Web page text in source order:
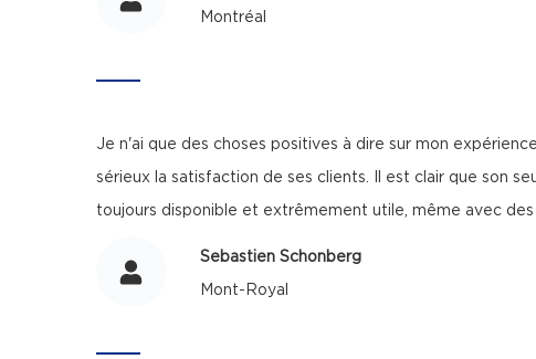
Montréal
Je n'ai que des choses positives à dire sur mon
sérieux la satisfaction de ses clients. Il est clair que son
toujours disponible et extrêmement utile, même avec
Sebastien Schonberg
Mont-Royal